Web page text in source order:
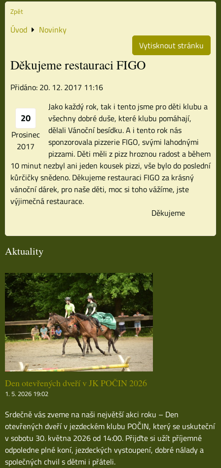
Zpět
Úvod
Novinky
Vytisknout stránku
Děkujeme restauraci FIGO
Přidáno: 20. 12. 2017 11:16
20
Prosinec
2017
Jako každý rok, tak i tento jsme pro děti klubu a
všechny dobré duše, které klubu pomáhají,
dělali Vánoční besídku. A i tento rok nás
sponzorovala pizzerie FIGO, svými lahodnými
pizzami. Děti měli z pizz hroznou radost a během
10 minut nezbyl ani jeden kousek pizzi, vše bylo do poslední
kůrčičky snědeno. Děkujeme restauraci FIGO za krásný
vánoční dárek, pro naše děti, moc si toho vážíme, jste
výjimečná restaurace.
Děkujeme
Aktuality
Den otevřených dveří v JK POČIN 2026
1. 5. 2026 19:02
Srdečně vás zveme na naši největší akci roku – Den
otevřených dveří v jezdeckém klubu POČIN, který se uskuteční
v sobotu 30. května 2026 od 14:00. Přijďte si užít příjemné
odpoledne plné koní, jezdeckých vystoupení, dobré nálady a
společných chvil s dětmi i přáteli.